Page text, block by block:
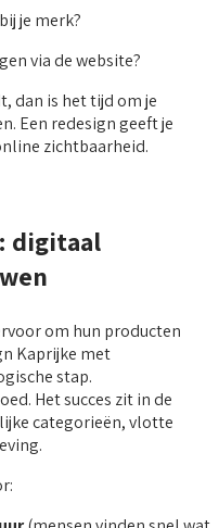
je merk?
via de website?
dan is het tijd om je
Een redesign geeft je
zichtbaarheid.
digitaal
om hun producten
Kaprijke met
stap.
Het succes zit in de
categorieën, vlotte